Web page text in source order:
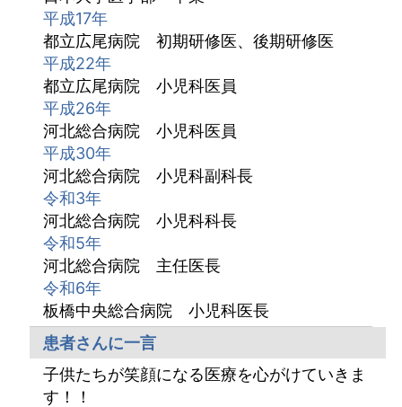
平成17年
都立広尾病院 初期研修医、後期研修医
平成22年
都立広尾病院 小児科医員
平成26年
河北総合病院 小児科医員
平成30年
河北総合病院 小児科副科長
令和3年
河北総合病院 小児科科長
令和5年
河北総合病院 主任医長
令和6年
板橋中央総合病院 小児科医長
患者さんに一言
子供たちが笑顔になる医療を心がけていきま
す！！